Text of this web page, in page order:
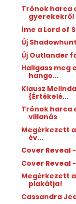
Trónok harca
gyerekekről
Íme a Lord of
Új
Új Outlander
Hallgass meg
hango...
Klausz
{Értékelé...
Trónok harca
villanás
Megérkezett
év...
Cover Reveal
Cover Reveal
Megérkezett
plakátja!
Cassandra